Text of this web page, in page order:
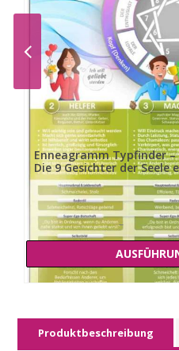
Enneagramm Typfinder – Die
Die 9 Gesichter der Seele
–Preisspanne:
13,00 €
15,00 €
AUSFÜHRUNG
Dieses
Produktbeschreibung